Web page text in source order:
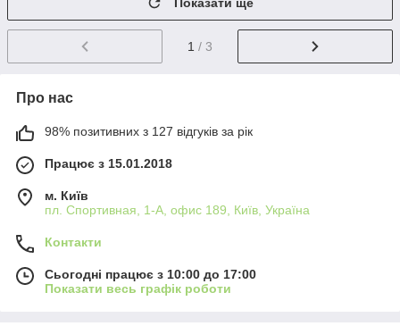
1 / 3
Про нас
98% позитивних з 127 відгуків за рік
Працює з 15.01.2018
м. Київ
пл. Спортивная, 1-А, офис 189, Київ, Україна
Контакти
Сьогодні працює з 10:00 до 17:00
Показати весь графік роботи